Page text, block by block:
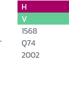
H
V
1568
Q74
2002